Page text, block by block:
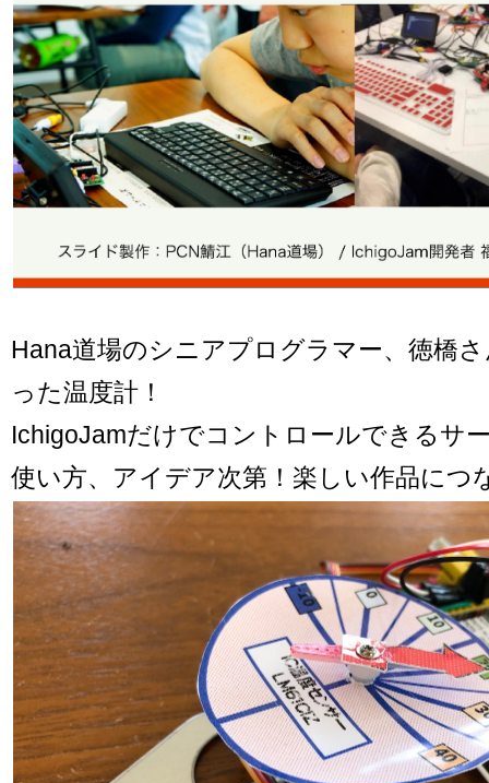
Hana道場のシニアプログラマー、徳橋
った温度計！
IchigoJamだけでコントロールできるサ
使い方、アイデア次第！楽しい作品につ